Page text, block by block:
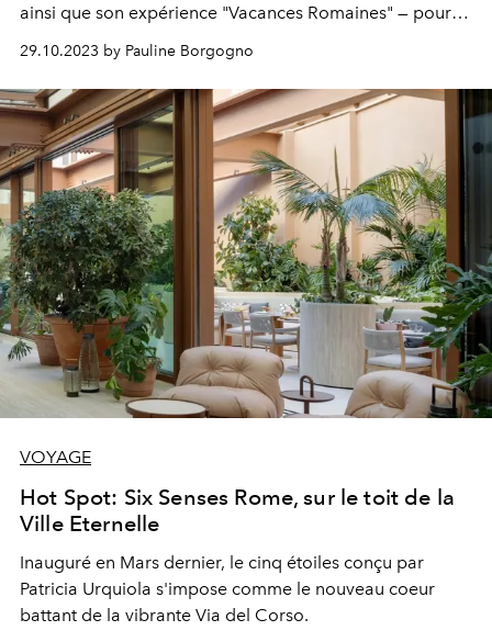
ainsi que son expérience "Vacances Romaines" — pour
29.10.2023 by Pauline Borgogno
VOYAGE
Hot Spot: Six Senses Rome, sur le toit de la
Ville Eternelle
Inauguré en Mars dernier, le cinq étoiles conçu par
Patricia Urquiola s'impose comme le nouveau coeur
battant de la vibrante Via del Corso.